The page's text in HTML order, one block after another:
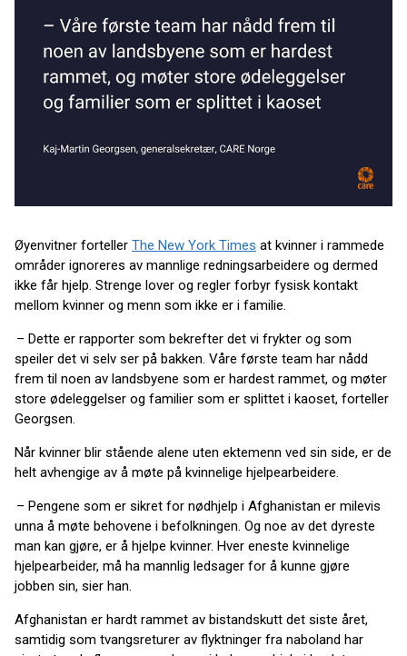
Øyenvitner forteller The New York Times at kvinner i rammede
områder ignoreres av mannlige redningsarbeidere og dermed
ikke får hjelp. Strenge lover og regler forbyr fysisk kontakt
mellom kvinner og menn som ikke er i familie.
– Dette er rapporter som bekrefter det vi frykter og som
speiler det vi selv ser på bakken. Våre første team har nådd
frem til noen av landsbyene som er hardest rammet, og møter
store ødeleggelser og familier som er splittet i kaoset, forteller
Georgsen.
Når kvinner blir stående alene uten ektemenn ved sin side, er de
helt avhengige av å møte på kvinnelige hjelpearbeidere.
– Pengene som er sikret for nødhjelp i Afghanistan er milevis
unna å møte behovene i befolkningen. Og noe av det dyreste
man kan gjøre, er å hjelpe kvinner. Hver eneste kvinnelige
hjelpearbeider, må ha mannlig ledsager for å kunne gjøre
jobben sin, sier han.
Afghanistan er hardt rammet av bistandskutt det siste året,
samtidig som tvangsreturer av flyktninger fra naboland har